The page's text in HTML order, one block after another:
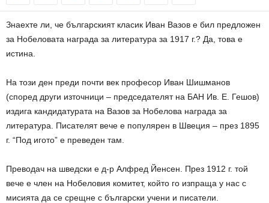
Знаехте ли, че българският класик Иван Вазов е бил предложен
за Нобеловата награда за литература за 1917 г.? Да, това е
истина.
На този ден преди почти век професор Иван Шишманов
(според други източници – председателят на БАН Ив. Е. Гешов)
издига кандидатурата на Вазов за Нобелова награда за
литература. Писателят вече е популярен в Швеция – през 1895
г. “Под игото” е преведен там.
Преводач на шведски е д-р Алфред Йенсен. През 1912 г. той
вече е член на Нобеловия комитет, който го изпраща у нас с
мисията да се срещне с български учени и писатели.